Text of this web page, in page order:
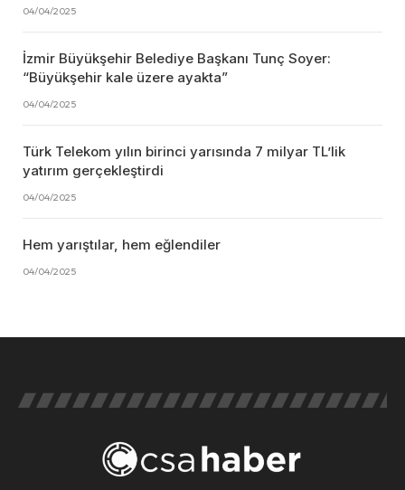
04/04/2025
İzmir Büyükşehir Belediye Başkanı Tunç Soyer:
“Büyükşehir kale üzere ayakta”
04/04/2025
Türk Telekom yılın birinci yarısında 7 milyar TL’lik
yatırım gerçekleştirdi
04/04/2025
Hem yarıştılar, hem eğlendiler
04/04/2025